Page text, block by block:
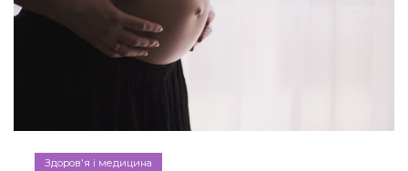
Здоров'я і медицина